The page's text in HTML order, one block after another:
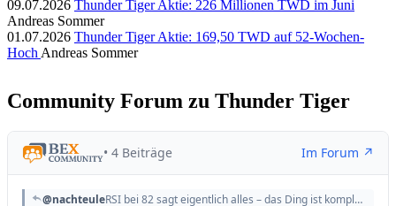
09.07.2026 Thunder Tiger Aktie: 226 Millionen TWD im Juni
Andreas Sommer
01.07.2026 Thunder Tiger Aktie: 169,50 TWD auf 52-Wochen-
Hoch Andreas Sommer
Community Forum zu Thunder Tiger